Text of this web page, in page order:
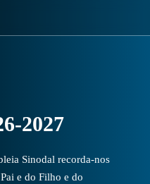
2027
Sinodal recorda-nos
e do Filho e do